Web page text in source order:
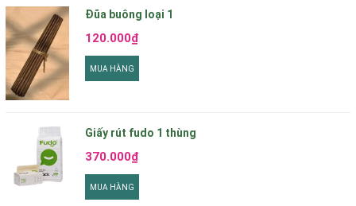
Đũa buông loại 1
120.000₫
MUA HÀNG
Giấy rút fudo 1 thùng
370.000₫
MUA HÀNG